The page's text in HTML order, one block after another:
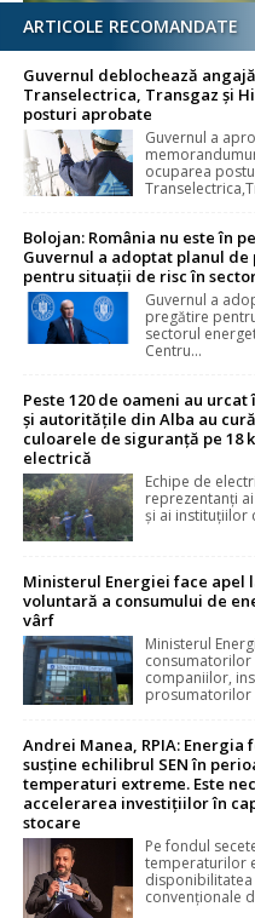
ARTICOLE RECOMANDATE
Guvernul deblochează
Transelectrica, Transgaz și
posturi aprobate
Guvernul a
ocuparea
Bolojan: România nu este în
Guvernul a adoptat planul
pentru situații de risc în
Guvernul a
pregătire
sectorul
Centru...
Peste 120 de oameni au urcat
și autoritățile din Alba au
culoarele de siguranță pe 18
electrică
Echipe de
reprezentanți
și ai instituțiilor
Ministerul Energiei face apel
voluntară a consumului de
vârf
Ministerul
consumatorilor
companiilor,
prosumatorilor
Andrei Manea, RPIA: Energia
susține echilibrul SEN în
temperaturi extreme. Este
accelerarea investițiilor în
stocare
Pe fondul
temperaturilor
convenționale